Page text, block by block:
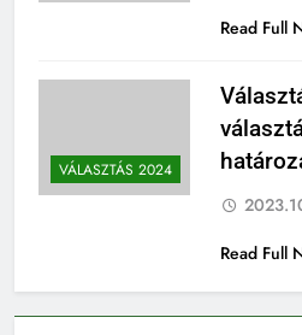
Read Full
VÁLASZTÁS 2024
Read Full